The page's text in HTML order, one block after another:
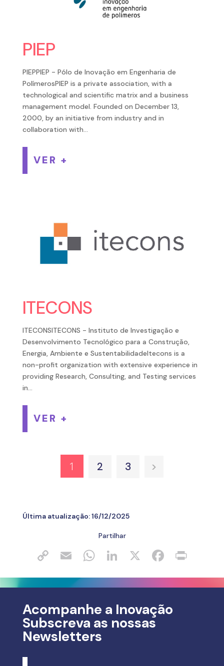
PIEP
PIEPPIEP - Pólo de Inovação em Engenharia de
PolímerosPIEP is a private association, with a
technological and scientific matrix and a business
management model. Founded on December 13,
2000, by an initiative from industry and in
collaboration with...
VER +
ITECONS
ITECONSITECONS - Instituto de Investigação e
Desenvolvimento Tecnológico para a Construção,
Energia, Ambiente e SustentabilidadeItecons is a
non-profit organization with extensive experience in
providing Research, Consulting, and Testing services
in...
VER +
1 2 3 >
Última atualização:16/12/2025
Partilhar
Acompanhe a Inovação
Subscreva as nossas
Newsletters